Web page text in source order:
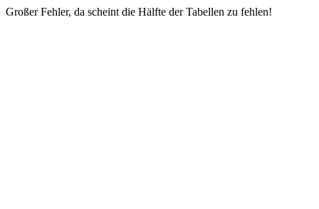
Großer Fehler, da scheint die Hälfte der Tabellen zu fehlen!